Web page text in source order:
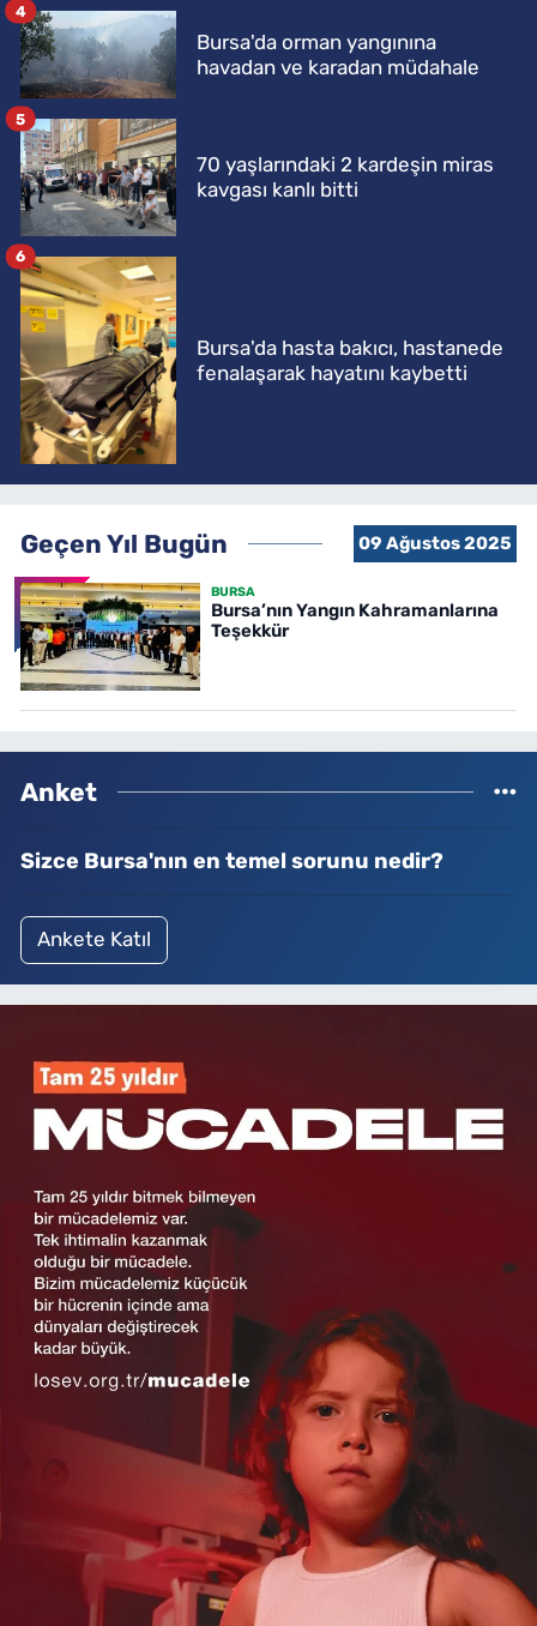
Bursa'da orman yangınına
havadan ve karadan müdahale
4
70 yaşlarındaki 2 kardeşin miras
kavgası kanlı bitti
5
Bursa'da hasta bakıcı, hastanede
fenalaşarak hayatını kaybetti
6
Geçen Yıl Bugün 09 Ağustos 2025
BURSA
Bursa’nın Yangın Kahramanlarına
Teşekkür
Anket
Sizce Bursa'nın en temel sorunu nedir?
Ankete Katıl